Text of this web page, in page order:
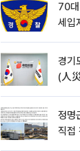
70
세입
경기
(人
정명
직접